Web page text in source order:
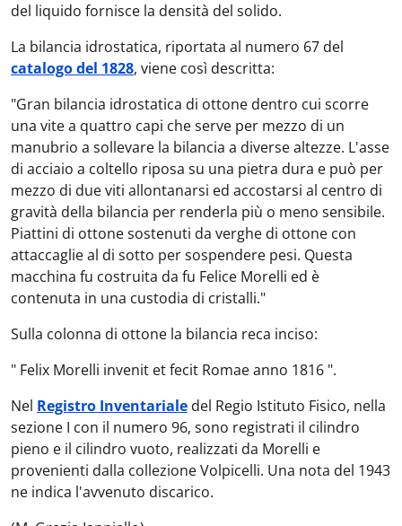
del liquido fornisce la densità del solido.
La bilancia idrostatica, riportata al numero 67 del
catalogo del 1828, viene così descritta:
"Gran bilancia idrostatica di ottone dentro cui scorre
una vite a quattro capi che serve per mezzo di un
manubrio a sollevare la bilancia a diverse altezze. L'asse
di acciaio a coltello riposa su una pietra dura e può per
mezzo di due viti allontanarsi ed accostarsi al centro di
gravità della bilancia per renderla più o meno sensibile.
Piattini di ottone sostenuti da verghe di ottone con
attaccaglie al di sotto per sospendere pesi. Questa
macchina fu costruita da fu Felice Morelli ed è
contenuta in una custodia di cristalli."
Sulla colonna di ottone la bilancia reca inciso:
" Felix Morelli invenit et fecit Romae anno 1816 ".
Nel Registro Inventariale del Regio Istituto Fisico, nella
sezione I con il numero 96, sono registrati il cilindro
pieno e il cilindro vuoto, realizzati da Morelli e
provenienti dalla collezione Volpicelli. Una nota del 1943
ne indica l'avvenuto discarico.